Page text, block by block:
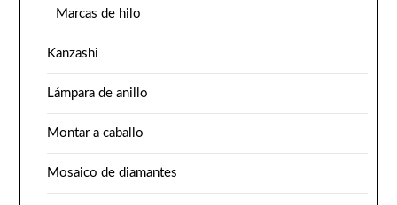
Marcas de hilo
Kanzashi
Lámpara de anillo
Montar a caballo
Mosaico de diamantes